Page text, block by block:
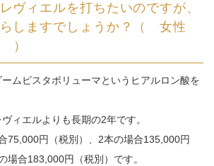
ヴィエルを打ちたいのですが、
らしますでしょうか？（ 女性
）
ムビスタボリューマというヒアルロン酸を
ィエルよりも長期の2年です。
75,000円（税別）、2本の場合135,000円
場合183,000円（税別）です。